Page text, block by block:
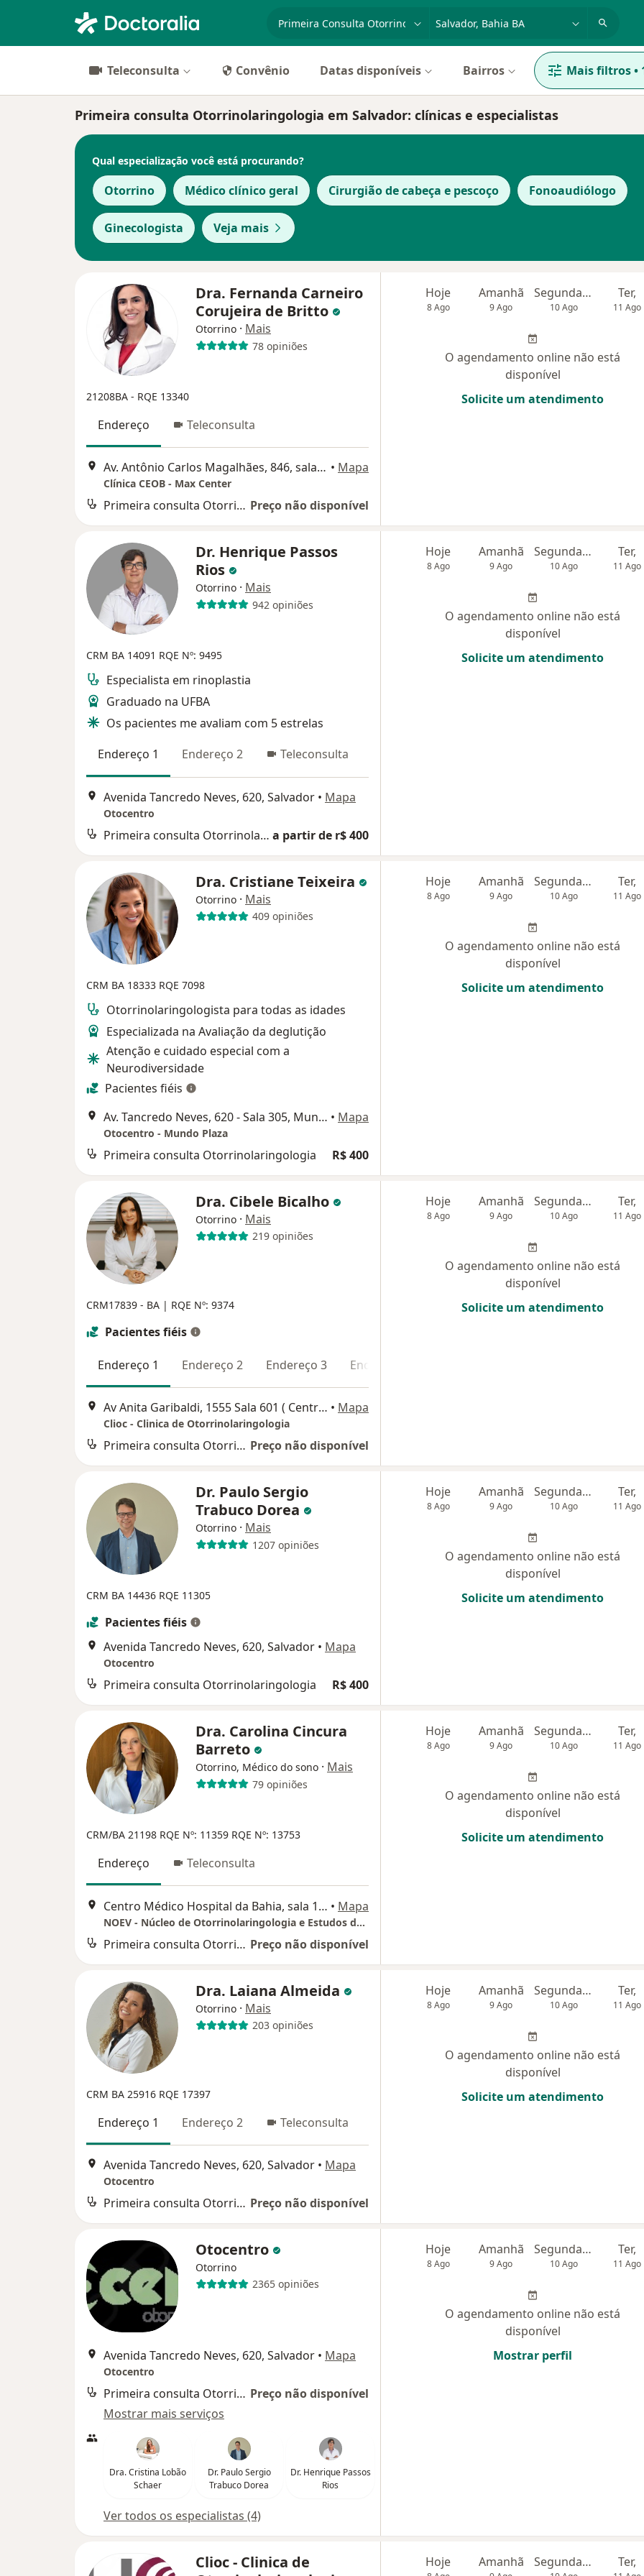
Teleconsulta Convênio Datas disponíveis Bairros Mais filtros•
Primeira consulta Otorrinolaringologia em Salvador: clínicas e especialistas
Qual especialização você está procurando?
Otorrino Médico clínico geral Cirurgião de cabeça e pescoço Fonoaudiólogo
Ginecologista Veja mais
Dra. Fernanda Carneiro
Corujeira de Britto
Otorrino · Mais
78 opiniões
21208BA - RQE 13340
Endereço Teleconsulta
Av. Antônio Carlos Magalhães, 846, sala 401, Itaigara, Salvador • Mapa
Clínica CEOB - Max Center
Primeira consulta Otorrinolaringologia Preço não disponível
Hoje
8 Ago
Amanhã
9 Ago
Segunda-feira
10 Ago
Ter,
11 Ago
O agendamento online não está
disponível
Solicite um atendimento
Dr. Henrique Passos
Rios
Otorrino · Mais
942 opiniões
CRM BA 14091 RQE Nº: 9495
Especialista em rinoplastia
Graduado na UFBA
Os pacientes me avaliam com 5 estrelas
Endereço 1
Endereço 2 Teleconsulta
Avenida Tancredo Neves, 620, Salvador • Mapa
Otocentro
Primeira consulta Otorrinolaringologia a partir de r$ 400
Hoje
8 Ago
Amanhã
9 Ago
Segunda-feira
10 Ago
Ter,
11 Ago
O agendamento online não está
disponível
Solicite um atendimento
Dra. Cristiane Teixeira
Otorrino · Mais
409 opiniões
CRM BA 18333 RQE 7098
Otorrinolaringologista para todas as idades
Especializada na Avaliação da deglutição
Atenção e cuidado especial com a
Neurodiversidade
Pacientes fiéis
Av. Tancredo Neves, 620 - Sala 305, Mundo Plaza Empresarial, Salvador • Mapa
Otocentro - Mundo Plaza
Primeira consulta Otorrinolaringologia R$ 400
Hoje
8 Ago
Amanhã
9 Ago
Segunda-feira
10 Ago
Ter,
11 Ago
O agendamento online não está
disponível
Solicite um atendimento
Dra. Cibele Bicalho
Otorrino · Mais
219 opiniões
CRM17839 - BA | RQE Nº: 9374
Pacientes fiéis
Endereço 1 Endereço 2 Endereço 3 Endereço 4
Av Anita Garibaldi, 1555 Sala 601 ( Centro Médico Garibaldi) 6 Andar, Salvador • Mapa
Clioc - Clinica de Otorrinolaringologia
Primeira consulta Otorrinolaringologia Preço não disponível
Hoje
8 Ago
Amanhã
9 Ago
Segunda-feira
10 Ago
Ter,
11 Ago
O agendamento online não está
disponível
Solicite um atendimento
Dr. Paulo Sergio
Trabuco Dorea
Otorrino · Mais
1207 opiniões
CRM BA 14436 RQE 11305
Pacientes fiéis
Avenida Tancredo Neves, 620, Salvador • Mapa
Otocentro
Primeira consulta Otorrinolaringologia R$ 400
Hoje
8 Ago
Amanhã
9 Ago
Segunda-feira
10 Ago
Ter,
11 Ago
O agendamento online não está
disponível
Solicite um atendimento
Dra. Carolina Cincura
Barreto
Otorrino, Médico do sono · Mais
79 opiniões
CRM/BA 21198 RQE Nº: 11359 RQE Nº: 13753
Endereço Teleconsulta
Centro Médico Hospital da Bahia, sala 1006, Salvador • Mapa
NOEV - Núcleo de Otorrinolaringologia e Estudos da Voz
Primeira consulta Otorrinolaringologia Preço não disponível
Hoje
8 Ago
Amanhã
9 Ago
Segunda-feira
10 Ago
Ter,
11 Ago
O agendamento online não está
disponível
Solicite um atendimento
Dra. Laiana Almeida
Otorrino · Mais
203 opiniões
CRM BA 25916 RQE 17397
Endereço 1 Endereço 2 Teleconsulta
Avenida Tancredo Neves, 620, Salvador • Mapa
Otocentro
Primeira consulta Otorrinolaringologia Preço não disponível
Hoje
8 Ago
Amanhã
9 Ago
Segunda-feira
10 Ago
Ter,
11 Ago
O agendamento online não está
disponível
Solicite um atendimento
Otocentro
Otorrino
2365 opiniões
Avenida Tancredo Neves, 620, Salvador • Mapa
Otocentro
Primeira consulta Otorrinolaringologia Preço não disponível
Mostrar mais serviços
Dra. Cristina Lobão
Schaer
Dr. Paulo Sergio
Trabuco Dorea
Dr. Henrique Passos
Rios
Ver todos os especialistas (4)
Hoje
8 Ago
Amanhã
9 Ago
Segunda-feira
10 Ago
Ter,
11 Ago
O agendamento online não está
disponível
Mostrar perfil
Clioc - Clinica de
Hoje Amanhã Segunda-feira Ter,